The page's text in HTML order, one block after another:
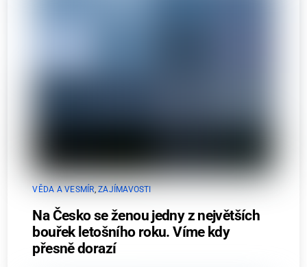
VĚDA A VESMÍR,ZAJÍMAVOSTI
Na Česko se ženou jedny z největších
bouřek letošního roku. Víme kdy
přesně dorazí